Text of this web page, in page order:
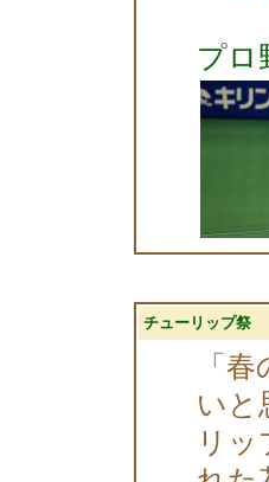
プロ
チューリップ祭
「
いと
リ